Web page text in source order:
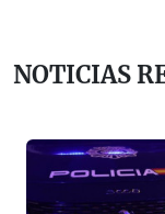
NOTICIAS